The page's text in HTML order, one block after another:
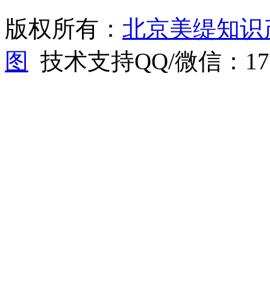
版权所有： 北京美缇知
图
技术支持QQ/微信：